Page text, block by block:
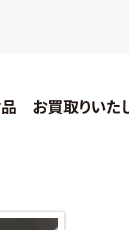
お買取りいたし